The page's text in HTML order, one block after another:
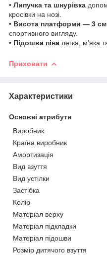
• Липучка та шнурівка
кросівки на нозі.
• Висота платформи — 3 см
спортивного вигляду.
• Підошва піна легка, м’яка
Приховати
Характеристики
Основні атрибути
Виробник
Країна виробник
Амортизація
Вид взуття
Вид устілки
Застібка
Колір
Матеріал верху
Матеріал підкладки
Матеріал підошви
Розмір дитячого взуття